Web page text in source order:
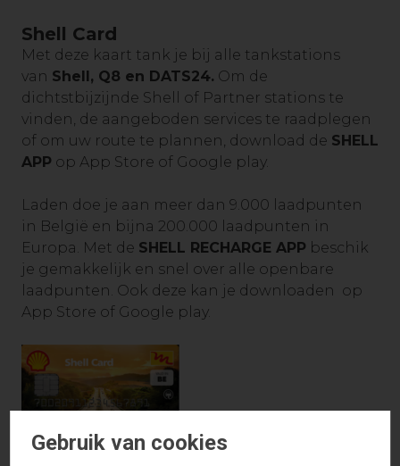
Shell Card
Met deze kaart tank je bij alle tankstations
van Shell, Q8 en DATS24. Om de
dichtstbijzijnde Shell of Partner stations te
vinden, de aangeboden services te raadplegen
of om uw route te plannen, download de SHELL
APP op App Store of Google play.
Laden doe je aan meer dan 9.000 laadpunten
in België en bijna 200.000 laadpunten in
Europa. Met de SHELL RECHARGE APP beschik
je gemakkelijk en snel over alle openbare
laadpunten. Ook deze kan je downloaden op
App Store of Google play.
Gebruik van cookies